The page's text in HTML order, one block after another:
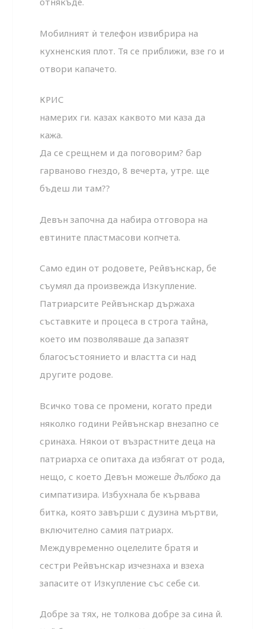
Мобилният ѝ телефон извибрира на
кухненския плот. Тя се приближи, взе го и
отвори капачето.
КРИС
намерих ги. казах каквото ми каза да
кажа.
Да се срещнем и да поговорим? бар
гарваново гнездо, 8 вечерта, утре. ще
бъдеш ли там??
Девън започна да набира отговора на
евтините пластмасови копчета.
Само един от родовете, Рейвънскар, бе
съумял да произвежда Изкупление.
Патриарсите Рейвънскар държаха
съставките и процеса в строга тайна,
което им позволяваше да запазят
благосъстоянието и властта си над
другите родове.
Всичко това се промени, когато преди
няколко години Рейвънскар внезапно се
сринаха. Някои от възрастните деца на
патриарха се опитаха да избягат от рода,
нещо, с което Девън можешедълбоко да
симпатизира. Избухнала бе кървава
битка, която завърши с дузина мъртви,
включително самия патриарх.
Междувременно оцелелите братя и
сестри Рейвънскар изчезнаха и взеха
запасите от Изкупление със себе си.
Добре за тях, не толкова добре за сина й.